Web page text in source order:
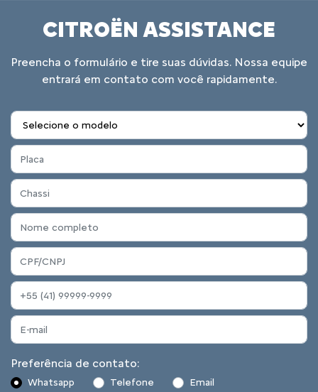
CITROËN ASSISTANCE
Preencha o formulário e tire suas dúvidas. Nossa equipe
entrará em contato com você rapidamente.
Preferência de contato:
Whatsapp Telefone Email